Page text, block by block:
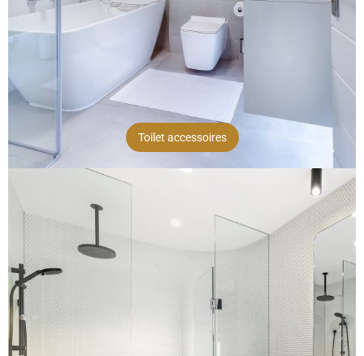
Toilet accessoires